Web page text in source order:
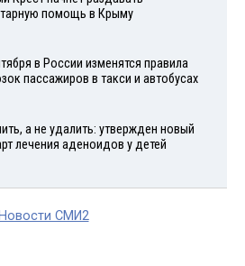
помощь в Крыму
в России изменятся правила
пассажиров в такси и автобусах
а не удалить: утвержден новый
лечения аденоидов у детей
Новости СМИ2